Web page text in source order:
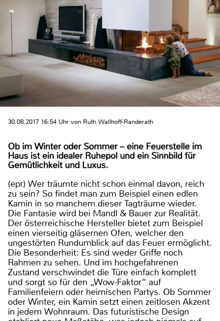
30.08.2017 16:54 Uhr von Ruth Wallhoff-Randerath
Ob im Winter oder Sommer – eine Feuerstelle im
Haus ist ein idealer Ruhepol und ein Sinnbild für
Gemütlichkeit und Luxus.
(epr) Wer träumte nicht schon einmal davon, reich
zu sein? So findet man zum Beispiel einen edlen
Kamin in so manchem dieser Tagträume wieder.
Die Fantasie wird bei Mandl & Bauer zur Realität.
Der österreichische Hersteller bietet zum Beispiel
einen vierseitig gläsernen Ofen, welcher den
ungestörten Rundumblick auf das Feuer ermöglicht.
Die Besonderheit: Es sind weder Griffe noch
Rahmen zu sehen. Und im hochgefahrenen
Zustand verschwindet die Türe einfach komplett
und sorgt so für den „Wow-Faktor“ auf
Familienfeiern oder heimischen Partys. Ob Sommer
oder Winter, ein Kamin setzt einen zeitlosen Akzent
in jedem Wohnraum. Das futuristische Design